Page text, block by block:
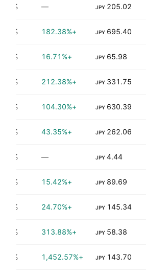
205.02
JPY
—
695.40
JPY
+182.38%
65.98
JPY
+16.71%
331.75
JPY
+212.38%
630.39
JPY
+104.30%
262.06
JPY
+43.35%
4.44
JPY
—
89.69
JPY
+15.42%
145.34
JPY
+24.70%
58.38
JPY
+313.88%
143.70
JPY
+1,452.57%